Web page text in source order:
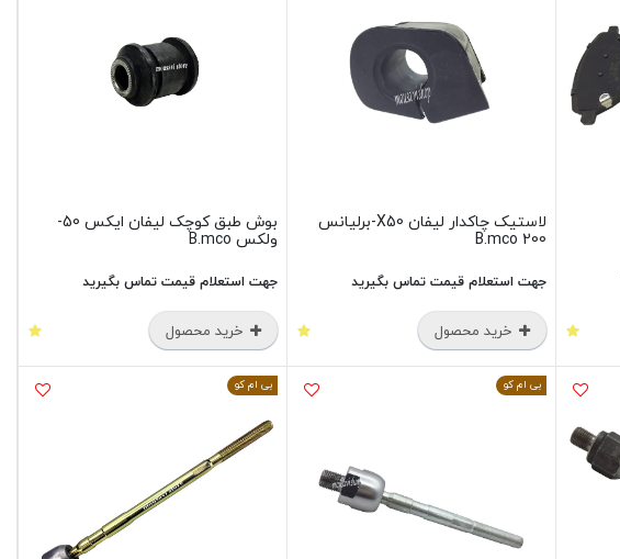
لاستیک چاکدار لیفان X50-برلیانس
B.mco 200
جهت استعلام قیمت تماس بگیرید
خرید محصول
بوش طبق کوچک لیفان ایکس 50-
ولکس B.mco
جهت استعلام قیمت تماس بگیرید
خرید محصول
بی ام کو بی ام کو